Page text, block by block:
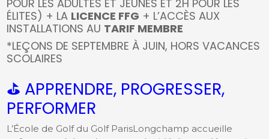
POUR LES ADULTES ET JEUNES ET 2H POUR LES
ÉLITES) + LA LICENCE FFG + L’ACCÈS AUX
INSTALLATIONS AU TARIF MEMBRE
*LEÇONS DE SEPTEMBRE À JUIN, HORS VACANCES
SCOLAIRES
⛳ APPRENDRE, PROGRESSER,
PERFORMER
L’École de Golf du Golf ParisLongchamp accueille